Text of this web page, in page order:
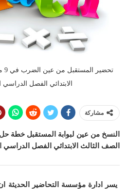
الابتدائي الفصل الدراسي الأول
مشاركة
النسخ من عين لبوابة المستقبل خطة
الصف الثالث الابتدائي الفصل الدراسي الأول
يسر ادارة مؤسسة التحاضير الحديثة